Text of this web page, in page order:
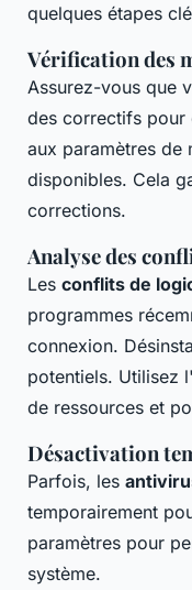
quelques étapes
Vérification des
Assurez-vous que
des correctifs pour
aux paramètres de
disponibles. Cela
corrections.
Analyse des
Les conflits de
programmes
connexion.
potentiels. Utilisez
de ressources et
Désactivation
Parfois, les
temporairement
paramètres pour
système.